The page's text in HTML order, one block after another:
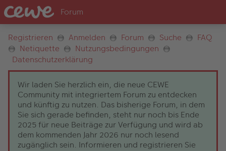
Registrieren Anmelden Forum Suche
FAQ
Netiquette
Nutzungsbedingungen
Datenschutzerklärung
Wir laden Sie herzlich ein, die neue CEWE
Community mit integriertem Forum zu entdecken
und künftig zu nutzen. Das bisherige Forum, in dem
Sie sich gerade befinden, steht nur noch bis Ende
2025 für neue Beiträge zur Verfügung und wird ab
dem kommenden Jahr 2026 nur noch lesend
zugänglich sein. Informieren und registrieren Sie